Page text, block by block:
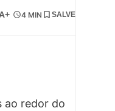
A+ 4 MIN SALVE
ao redor do